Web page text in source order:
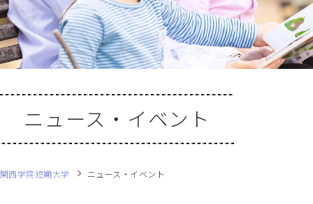
ニュース・イベント
関西学院短期大学 ニュース・イベント